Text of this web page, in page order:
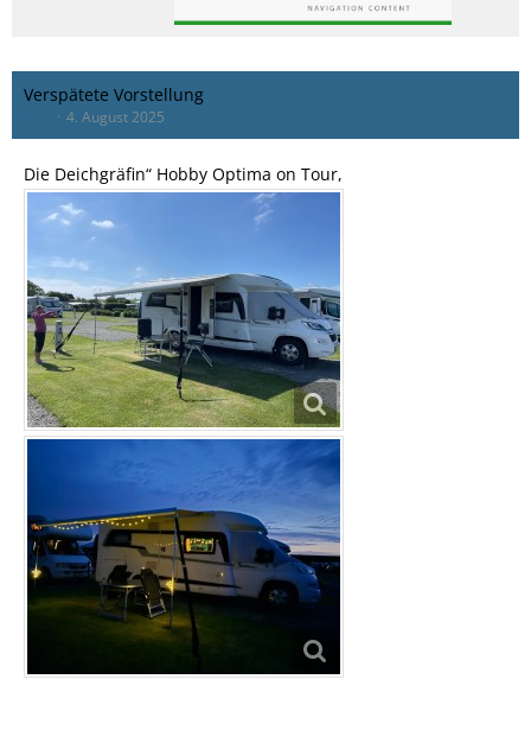
Verspätete Vorstellung
4. August 2025
Die Deichgräfin“ Hobby Optima on Tour,